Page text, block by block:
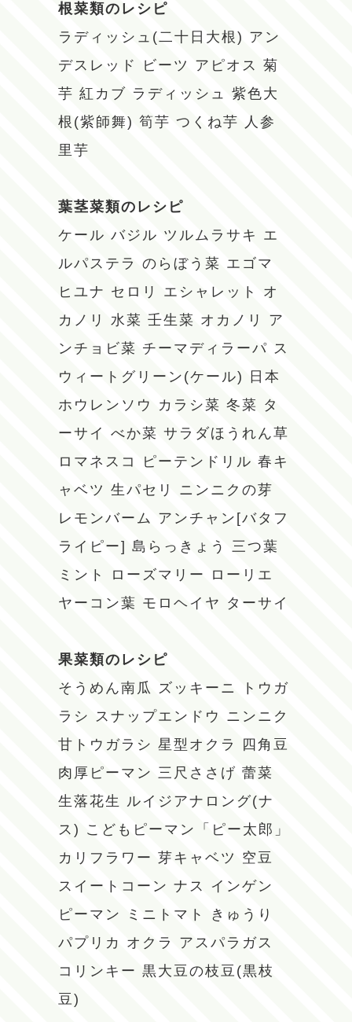
根菜類のレシピ
ラディッシュ(二十日大根) アン
デスレッド
ビーツ アピオス 菊
芋 紅カブ ラディッシュ 紫色大
根(紫師舞) 筍芋 つくね芋 人参
里芋
葉茎菜類のレシピ
ケール バジル ツルムラサキ エ
ルパステラ のらぼう菜 エゴマ
ヒユナ セロリ エシャレット
オ
カノリ
水菜 壬生菜 オカノリ
ア
ンチョビ菜 チーマディラーパ ス
ウィートグリーン(ケール)
日本
ホウレンソウ
カラシ菜 冬菜 タ
ーサイ べか菜 サラダほうれん草
ロマネスコ
ピーテンドリル 春キ
ャベツ 生パセリ
ニンニクの芽
レモンバーム アンチャン[バタフ
ライピー] 島らっきょう
三つ葉
ミント
ローズマリー
ローリエ
ヤーコン葉 モロヘイヤ ターサイ
果菜類のレシピ
そうめん南瓜 ズッキーニ
トウガ
ラシ スナップエンドウ ニンニク
甘トウガラシ 星型オクラ
四角豆
肉厚ピーマン 三尺ささげ 蕾菜
生落花生 ルイジアナロング(ナ
ス) こどもピーマン「ピー太郎」
カリフラワー 芽キャベツ 空豆
スイートコーン ナス
インゲン
ピーマン
ミニトマト
きゅうり
パプリカ オクラ
アスパラガス
コリンキー 黒大豆の枝豆(黒枝
豆)